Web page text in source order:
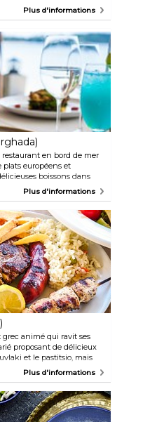
seul établissement en
d'espadon. Il est également
Plus d'informations
en bord de mer
européens et
boissons dans
Plus d'informations
animé qui ravit ses
proposant de délicieux
et le pastitsio, mais
égyptiennes, dont le très
agrémentée d'une
et d'ouzo.
Plus d'informations